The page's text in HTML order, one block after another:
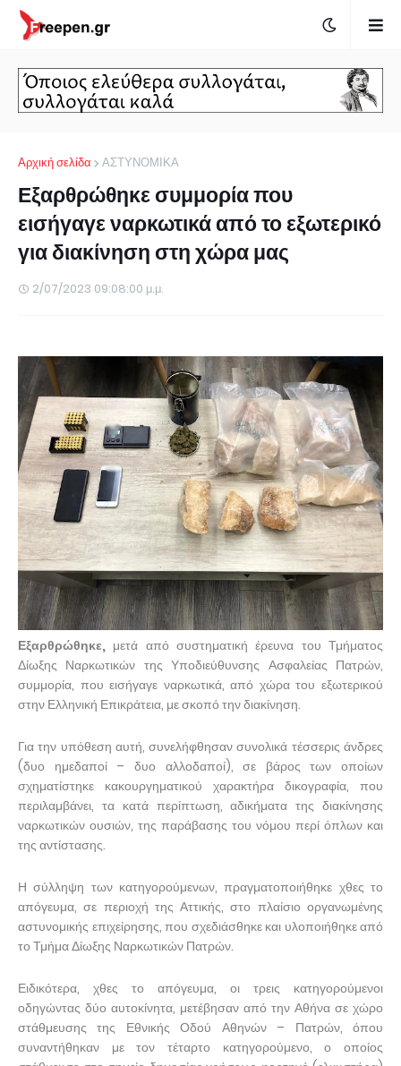
Αρχική σελίδα ΑΣΤΥΝΟΜΙΚΑ
Εξαρθρώθηκε συμμορία που
εισήγαγε ναρκωτικά από το εξωτερικό
για διακίνηση στη χώρα μας
2/07/2023 09:08:00 μ.μ.
Εξαρθρώθηκε, μετά από συστηματική έρευνα του Τμήματος
Δίωξης Ναρκωτικών της Υποδιεύθυνσης Ασφαλείας Πατρών,
συμμορία, που εισήγαγε ναρκωτικά, από χώρα του εξωτερικού
στην Ελληνική Επικράτεια, με σκοπό την διακίνηση.
Για την υπόθεση αυτή, συνελήφθησαν συνολικά τέσσερις άνδρες
(δυο ημεδαποί – δυο αλλοδαποί), σε βάρος των οποίων
σχηματίστηκε κακουργηματικού χαρακτήρα δικογραφία, που
περιλαμβάνει, τα κατά περίπτωση, αδικήματα της διακίνησης
ναρκωτικών ουσιών, της παράβασης του νόμου περί όπλων και
της αντίστασης.
Η σύλληψη των κατηγορούμενων, πραγματοποιήθηκε χθες το
απόγευμα, σε περιοχή της Αττικής, στο πλαίσιο οργανωμένης
αστυνομικής επιχείρησης, που σχεδιάσθηκε και υλοποιήθηκε από
το Τμήμα Δίωξης Ναρκωτικών Πατρών.
Ειδικότερα, χθες το απόγευμα, οι τρεις κατηγορούμενοι
οδηγώντας δύο αυτοκίνητα, μετέβησαν από την Αθήνα σε χώρο
στάθμευσης της Εθνικής Οδού Αθηνών – Πατρών, όπου
συναντήθηκαν με τον τέταρτο κατηγορούμενο, ο οποίος